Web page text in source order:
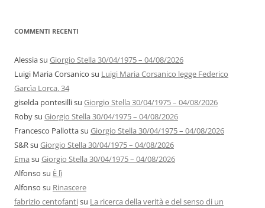
COMMENTI RECENTI
Alessiasu Giorgio Stella 30/04/1975 – 04/08/2026
Luigi Maria Corsanico su Luigi Maria Corsanico legge Federico
Garcìa Lorca. 34
giselda pontesillisu Giorgio Stella 30/04/1975 – 04/08/2026
Robysu Giorgio Stella 30/04/1975 – 04/08/2026
Francesco Pallottasu Giorgio Stella 30/04/1975 – 04/08/2026
S&Rsu Giorgio Stella 30/04/1975 – 04/08/2026
Ema su Giorgio Stella 30/04/1975 – 04/08/2026
Alfonso su È lì
Alfonso su Rinascere
fabrizio centofantisu La ricerca della verità e del senso di un